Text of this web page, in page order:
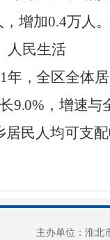
，增加0.4万人
人民生活
年，全区全体
9.0% ，增速
居民人均可支
主办单位：淮